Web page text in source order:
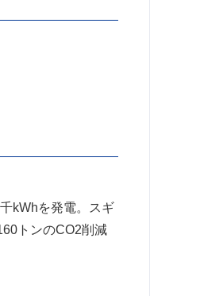
kWhを発電。スギ
トンのCO2削減